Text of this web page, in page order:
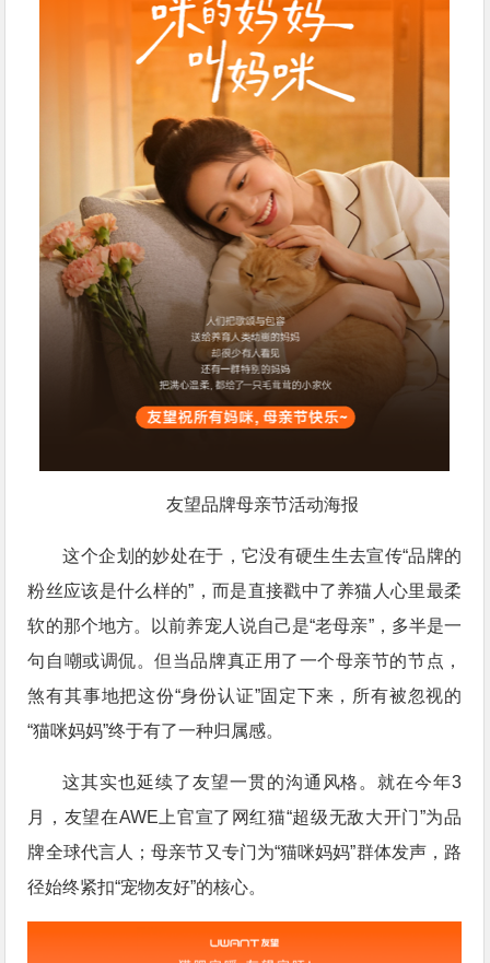
友望品牌母亲节活动海报
这个企划的妙处在于，它没有硬生生去宣传“品牌的
粉丝应该是什么样的”，而是直接戳中了养猫人心里最柔
软的那个地方。以前养宠人说自己是“老母亲”，多半是一
句自嘲或调侃。但当品牌真正用了一个母亲节的节点，
煞有其事地把这份“身份认证”固定下来，所有被忽视的
“猫咪妈妈”终于有了一种归属感。
这其实也延续了友望一贯的沟通风格。就在今年3
月，友望在AWE上官宣了网红猫“超级无敌大开门”为品
牌全球代言人；母亲节又专门为“猫咪妈妈”群体发声，路
径始终紧扣“宠物友好”的核心。